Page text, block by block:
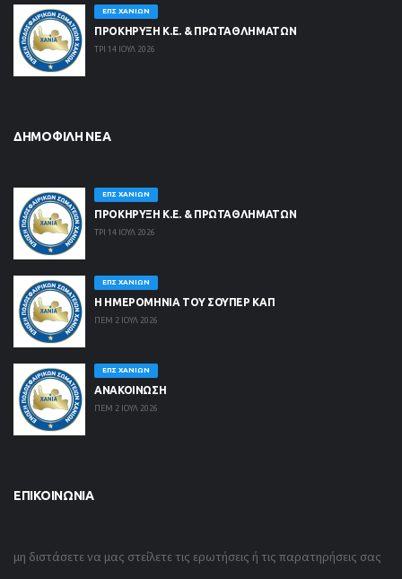
ΕΠΣ ΧΑΝΊΩΝ
ΠΡΟΚΗΡΥΞΗ Κ.Ε. & ΠΡΩΤΑΘΛΗΜΑΤΩΝ
ΤΡΙ 14 ΙΟΥΛ 2026
ΔΗΜΟΦΙΛΉ ΝΈΑ
ΕΠΣ ΧΑΝΊΩΝ
ΠΡΟΚΗΡΥΞΗ Κ.Ε. & ΠΡΩΤΑΘΛΗΜΑΤΩΝ
ΤΡΙ 14 ΙΟΥΛ 2026
ΕΠΣ ΧΑΝΊΩΝ
Η ΗΜΕΡΟΜΗΝΙΑ ΤΟΥ ΣΟΥΠΕΡ ΚΑΠ
ΠΕΜ 2 ΙΟΥΛ 2026
ΕΠΣ ΧΑΝΊΩΝ
ΑΝΑΚΟΙΝΩΣΗ
ΠΕΜ 2 ΙΟΥΛ 2026
ΕΠΙΚΟΙΝΩΝΊΑ
μη διστάσετε να μας στείλετε τις ερωτήσεις ή τις παρατηρήσεις σας